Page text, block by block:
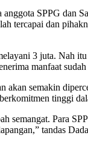
SPPG dan
tercapai dan
3 juta. Nah
manfaat
semakin
tinggi
semangat. Para
tandas